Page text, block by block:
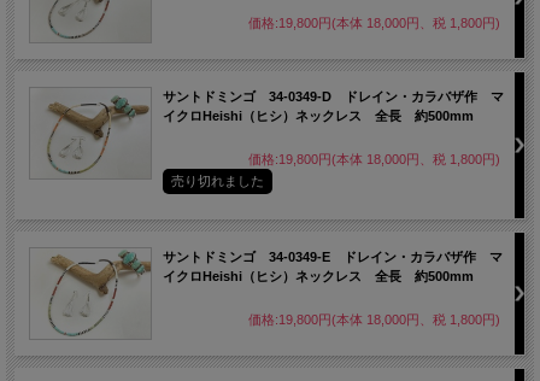
価格:19,800円(本体 18,000円、税 1,800円)
サントドミンゴ 34-0349-D ドレイン・カラバザ作 マ
イクロHeishi（ヒシ）ネックレス 全長 約500mm
価格:19,800円(本体 18,000円、税 1,800円)
売り切れました
サントドミンゴ 34-0349-E ドレイン・カラバザ作 マ
イクロHeishi（ヒシ）ネックレス 全長 約500mm
価格:19,800円(本体 18,000円、税 1,800円)